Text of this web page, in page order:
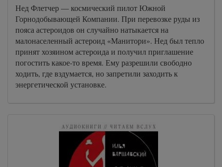
Нед Флетчер — космический пилот Южной
Горнодобывающей Компании. При перевозке руды из
пояса астероидов он случайно натыкается на
малонаселенный астероид «Манитори». Нед был тепло
принят хозяином астероида и получил приглашение
погостить какое-то время. Ему разрешили свободно
ходить, где вздумается, но запретили заходить к
энергетической установке.